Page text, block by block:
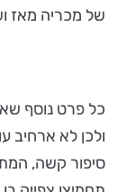
של מכריה מאז
כל פרט נוסף
ולכן לא ארחיב
סיפור קשה,